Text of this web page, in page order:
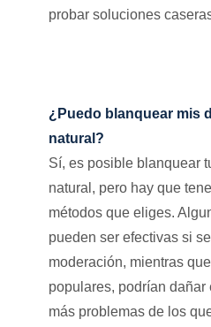
probar soluciones
¿Puedo blanquear mis
natural?
Sí, es posible blanquear
natural, pero hay que
métodos que eliges.
pueden ser efectivas si
moderación, mientras
populares, podrían dañar
más problemas de los